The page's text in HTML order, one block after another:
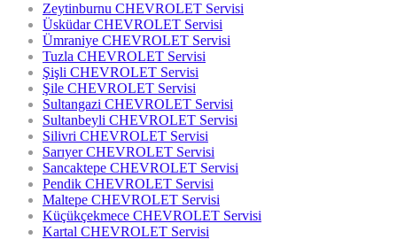
Zeytinburnu CHEVROLET Servisi
Üsküdar CHEVROLET Servisi
Ümraniye CHEVROLET Servisi
Tuzla CHEVROLET Servisi
Şişli CHEVROLET Servisi
Şile CHEVROLET Servisi
Sultangazi CHEVROLET Servisi
Sultanbeyli CHEVROLET Servisi
Silivri CHEVROLET Servisi
Sarıyer CHEVROLET Servisi
Sancaktepe CHEVROLET Servisi
Pendik CHEVROLET Servisi
Maltepe CHEVROLET Servisi
Küçükçekmece CHEVROLET Servisi
Kartal CHEVROLET Servisi